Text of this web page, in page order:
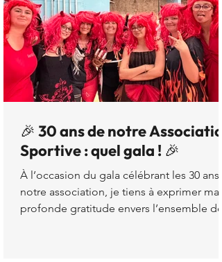
🎉 30 ans de notre Association
Sportive : quel gala ! 🎉
À l’occasion du gala célébrant les 30 ans
notre association, je tiens à exprimer ma
profonde gratitude envers l’ensemble des